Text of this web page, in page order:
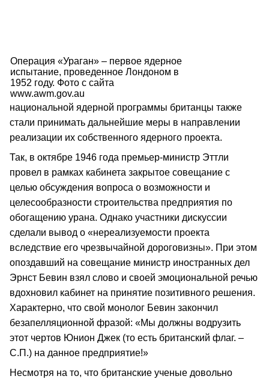
Операция «Ураган» – первое ядерное
испытание, проведенное Лондоном в
1952 году. Фото с сайта
www.awm.gov.au
национальной ядерной программы британцы также
стали принимать дальнейшие меры в направлении
реализации их собственного ядерного проекта.
Так, в октябре 1946 года премьер-министр Эттли
провел в рамках кабинета закрытое совещание с
целью обсуждения вопроса о возможности и
целесообразности строительства предприятия по
обогащению урана. Однако участники дискуссии
сделали вывод о «нереализуемости проекта
вследствие его чрезвычайной дороговизны». При этом
опоздавший на совещание министр иностранных дел
Эрнст Бевин взял слово и своей эмоциональной речью
вдохновил кабинет на принятие позитивного решения.
Характерно, что свой монолог Бевин закончил
безапелляционной фразой: «Мы должны водрузить
этот чертов Юнион Джек (то есть британский флаг. –
С.П.) на данное предприятие!»
Несмотря на то, что британские ученые довольно